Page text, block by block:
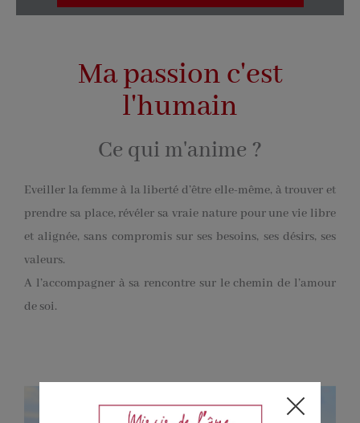
Ma passion c'est
l'humain
Ce qui m'anime ?
Eveiller la femme à la liberté d’être elle-même, à trouver et
prendre sa place, révéler sa vraie nature pour une vie libre
et alignée, sans compromis sur ses besoins, ses désirs, ses
valeurs.
A l’accompagner à sa rencontre sur le chemin de l’amour
de soi.